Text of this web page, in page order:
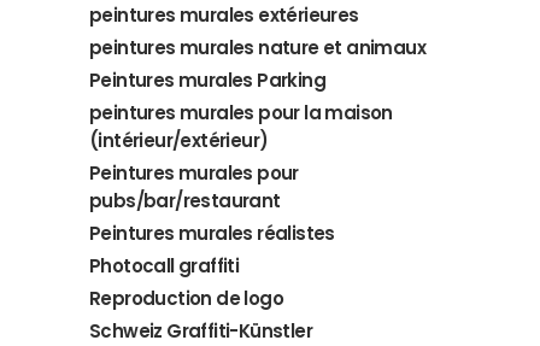
peintures murales extérieures
peintures murales nature et animaux
Peintures murales Parking
peintures murales pour la maison
(intérieur/extérieur)
Peintures murales pour
pubs/bar/restaurant
Peintures murales réalistes
Photocall graffiti
Reproduction de logo
Schweiz Graffiti-Künstler